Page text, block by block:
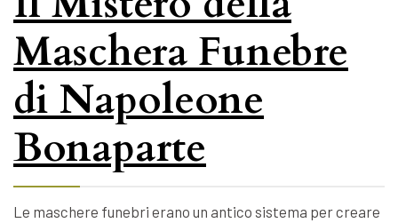
Maschera Funebre
di Napoleone
Bonaparte
Le maschere funebri erano un antico sistema per creare